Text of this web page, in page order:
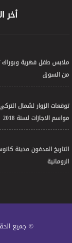
أخر
ملابس طفل فهرية وبوراك
من السوق
توقعات الزوار لشمال
مواسم الاجازات لسنة 2018
التاريخ المدفون مدينة
الرومانية
© جميع الحقوق